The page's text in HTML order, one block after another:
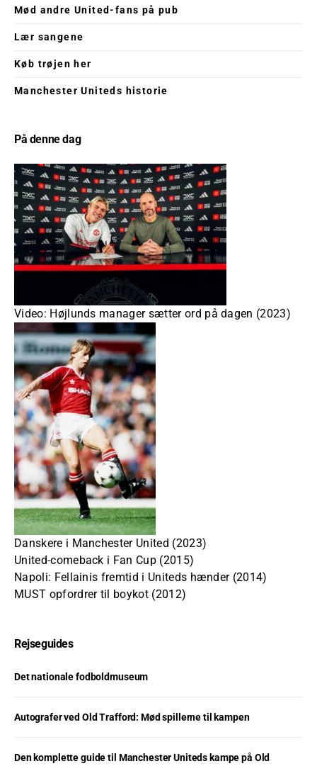
Mød andre United-fans på pub
Lær sangene
Køb trøjen her
Manchester Uniteds historie
På denne dag
Video: Højlunds manager sætter ord på dagen (2023)
Danskere i Manchester United (2023)
United-comeback i Fan Cup (2015)
Napoli: Fellainis fremtid i Uniteds hænder (2014)
MUST opfordrer til boykot (2012)
Rejseguides
Det nationale fodboldmuseum
Autografer ved Old Trafford: Mød spillerne til kampen
Den komplette guide til Manchester Uniteds kampe på Old